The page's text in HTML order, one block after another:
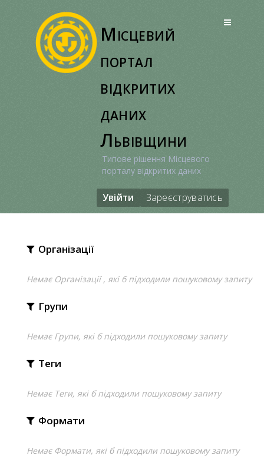
Місцевий
портал
відкритих
даних
Львівщини
Типове рішення Місцевого
порталу відкритих даних
Увійти Зареєструватись
Організації
Немає Організації , які б підходили пошуковому запиту
Групи
Немає Групи, які б підходили пошуковому запиту
Теги
Немає Теги, які б підходили пошуковому запиту
Формати
Немає Формати, які б підходили пошуковому запиту